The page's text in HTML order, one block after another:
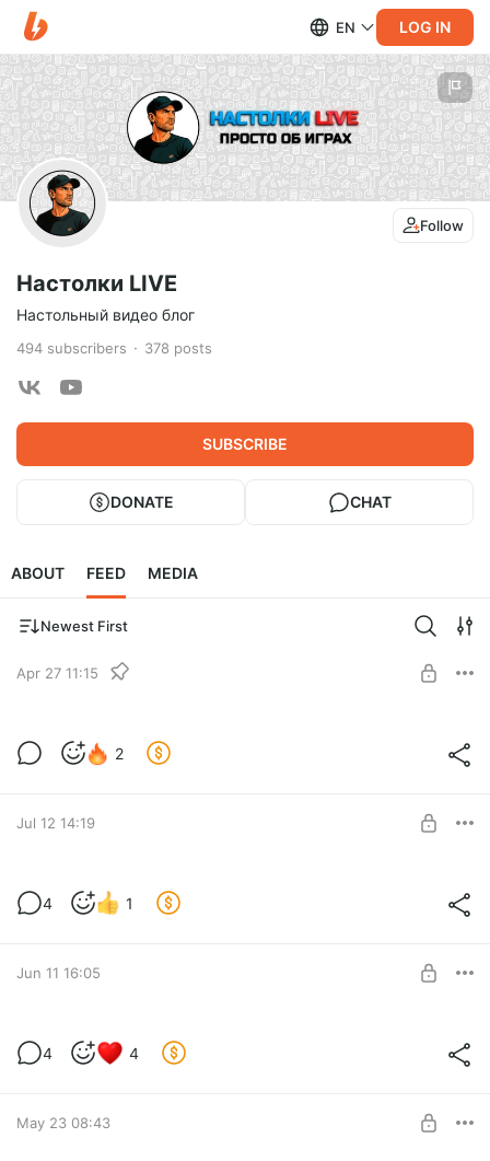
EN LOG IN
Follow
Настолки LIVE
Настольный видео блог
494 subscribers 378 posts
SUBSCRIBE
DONATE CHAT
ABOUT FEED MEDIA
Newest First
Apr 27 11:15
2
Jul 12 14:19
4 1
Jun 11 16:05
Есть тема #3 (Ранний доступ)
4 4
May 23 08:43